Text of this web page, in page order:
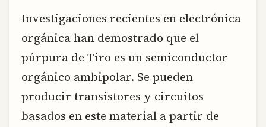
Investigaciones recientes en electrónica
orgánica han demostrado que el
púrpura de Tiro es un semiconductor
orgánico ambipolar. Se pueden
producir transistores y circuitos
basados en este material a partir de